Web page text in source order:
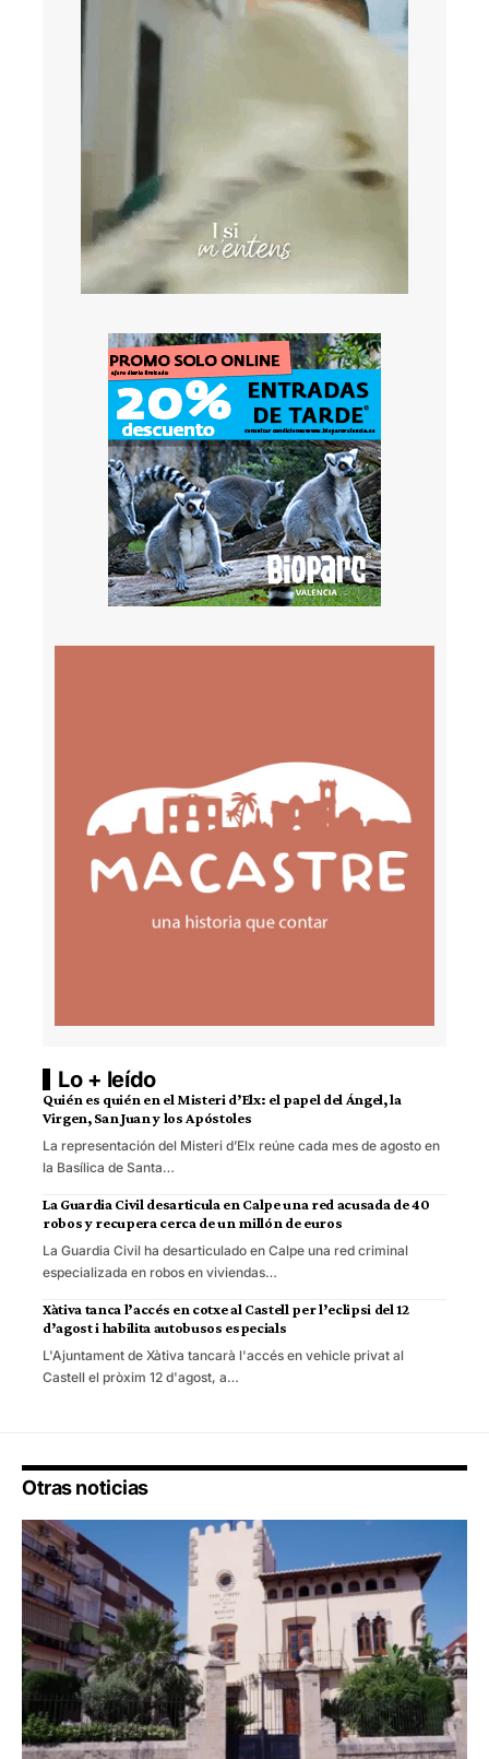
Lo + leído
Quién es quién en el Misteri d’Elx: el papel del Ángel, la
Virgen, San Juan y los Apóstoles
La representación del Misteri d’Elx reúne cada mes de agosto en
la Basílica de Santa…
La Guardia Civil desarticula en Calpe una red acusada de 40
robos y recupera cerca de un millón de euros
La Guardia Civil ha desarticulado en Calpe una red criminal
especializada en robos en viviendas…
Xàtiva tanca l’accés en cotxe al Castell per l’eclipsi del 12
d’agost i habilita autobusos especials
L'Ajuntament de Xàtiva tancarà l'accés en vehicle privat al
Castell el pròxim 12 d'agost, a…
Otras noticias